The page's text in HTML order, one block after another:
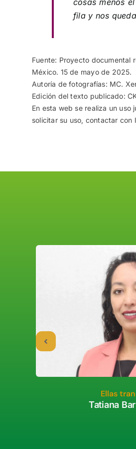
cosas menos
fila y nos
Fuente: Proyecto documental
México. 15 de mayo de 2025.
Autoría de fotografías: MC.
Edición del texto publicado:
En esta web se realiza un
solicitar su uso, contactar con
Ellas
Tatiana